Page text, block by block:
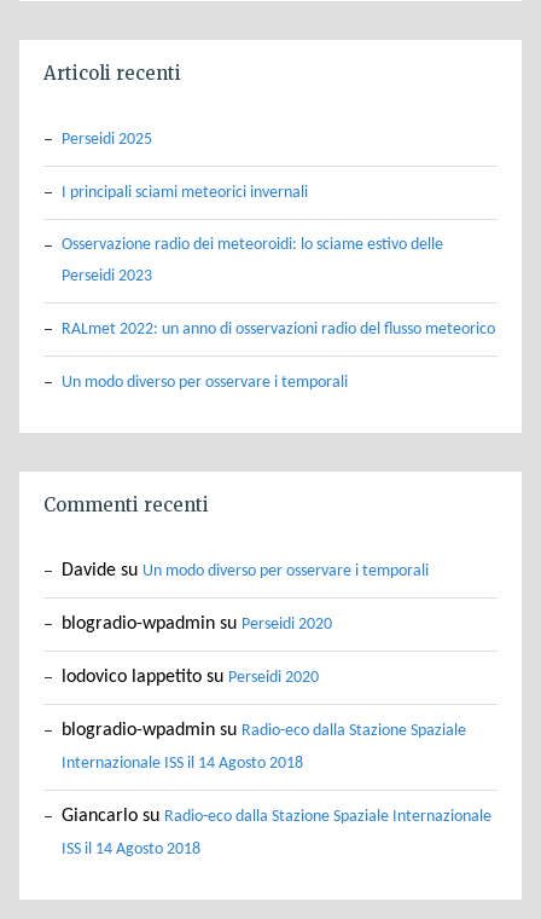
Articoli recenti
Perseidi 2025
I principali sciami meteorici invernali
Osservazione radio dei meteoroidi: lo sciame estivo delle
Perseidi 2023
RALmet 2022: un anno di osservazioni radio del flusso meteorico
Un modo diverso per osservare i temporali
Commenti recenti
Davide su Un modo diverso per osservare i temporali
blogradio-wpadmin su Perseidi 2020
lodovico lappetito su Perseidi 2020
blogradio-wpadmin su Radio-eco dalla Stazione Spaziale
Internazionale ISS il 14 Agosto 2018
Giancarlo su Radio-eco dalla Stazione Spaziale Internazionale
ISS il 14 Agosto 2018